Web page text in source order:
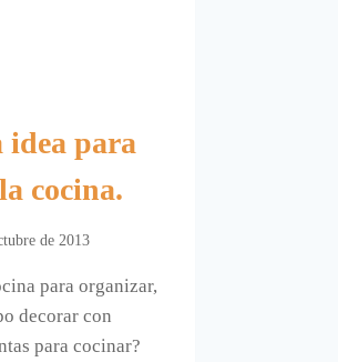
idea para
cocina.
de 2013
para organizar,
decorar con
para cocinar?